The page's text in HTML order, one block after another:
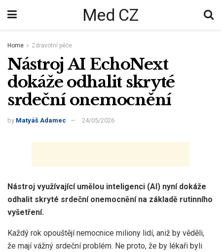
Med CZ
Home Zdravotní péče
Nástroj AI EchoNext
dokáže odhalit skryté
srdeční onemocnění
by Matyáš Adamec 24/05/2026
Nástroj využívající umělou inteligenci (AI) nyní dokáže
odhalit skryté srdeční onemocnění na základě rutinního
vyšetření.
Každý rok opouštějí nemocnice miliony lidí, aniž by věděli,
že mají vážný srdeční problém. Ne proto, že by lékaři byli